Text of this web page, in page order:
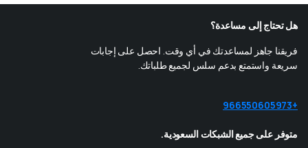
هل تحتاج إلى مساعدة؟
فريقنا جاهز لمساعدتك في أي وقت. احصل على إجابات
سريعة واستمتع بدعم سلس لجميع طلباتك.
+966550605973
متوفر على جميع الشبكات السعودية.